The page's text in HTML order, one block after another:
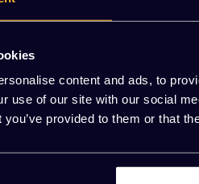
content and ads, to
use of our site with our social
provided to them or that